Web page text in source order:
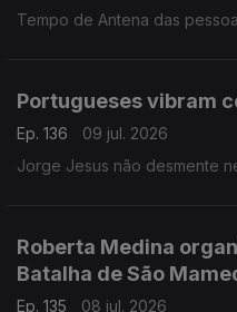
Tempo de Antena das
Portugueses vibram
Ep. 136
09 jul. 2026
Jorge Jesus não desmente
Roberta Medina
Batalha de São
Ep. 135 08 jul. 2026